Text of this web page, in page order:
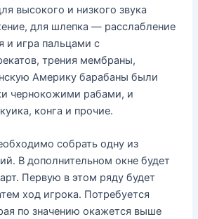
высокого и низкого звука
для шлепка — расслабление
и игра пальцами с
трения мембраны,
Америку барабаны были
чернокожими рабами, и
конга и прочие.
собрать одну из
В дополнительном окне будет
Первую в этом ряду будет
ход игрока. Потребуется
по значению окажется выше